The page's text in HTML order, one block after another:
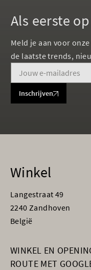
Als eerste
Meld je aan voor
de laatste trends,
Inschrijven
Winkel
Langestraat 49
2240 Zandhoven
België
WINKEL EN
ROUTE MET